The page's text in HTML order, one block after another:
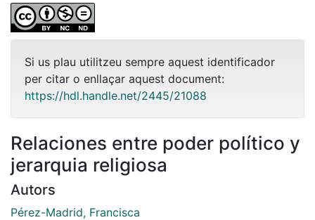
Si us plau utilitzeu sempre aquest identificador
per citar o enllaçar aquest document:
https://hdl.handle.net/2445/21088
Relaciones entre poder político y
jerarquia religiosa
Autors
Pérez-Madrid, Francisca